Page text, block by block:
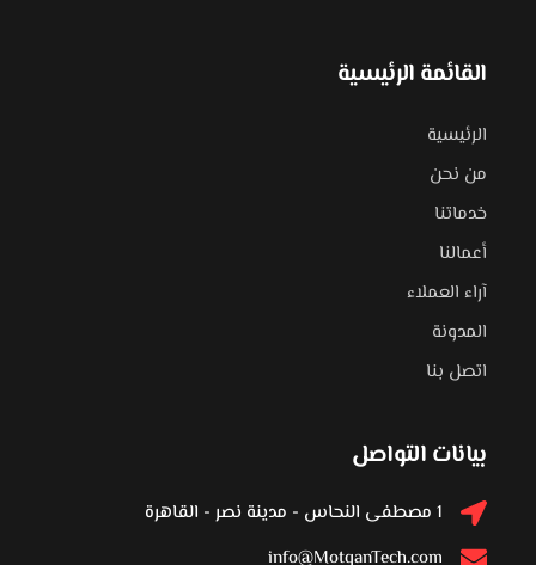
القائمة الرئيسية
الرئيسية
من نحن
خدماتنا
أعمالنا
آراء العملاء
المدونة
اتصل بنا
بيانات التواصل
1 مصطفى النحاس - مدينة نصر - القاهرة
info@MotqanTech.com